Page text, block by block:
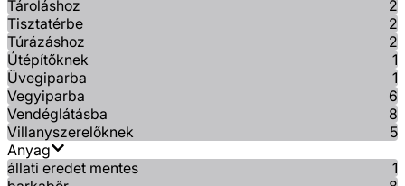
Tároláshoz
2
Tisztatérbe
2
Túrázáshoz
2
Útépítőknek
1
Üvegiparba
1
Vegyiparba
6
Vendéglátásba
8
Villanyszerelőknek
5
Anyag
állati eredet mentes
1